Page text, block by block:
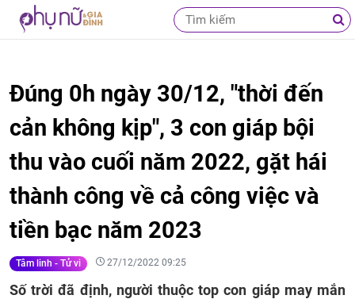
Đúng 0h ngày 30/12, "thời đến
cản không kịp", 3 con giáp bội
thu vào cuối năm 2022, gặt hái
thành công về cả công việc và
tiền bạc năm 2023
Tâm linh - Tử vi 27/12/2022 09:25
Số trời đã định, người thuộc top con giáp may mắn